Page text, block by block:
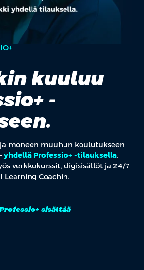
kuuluu
-
moneen muuhun koulutukseen
yhdellä Professio+ -tilauksella.
verkkokurssit, digisisällöt ja 24/7
Learning Coachin.
sisältää